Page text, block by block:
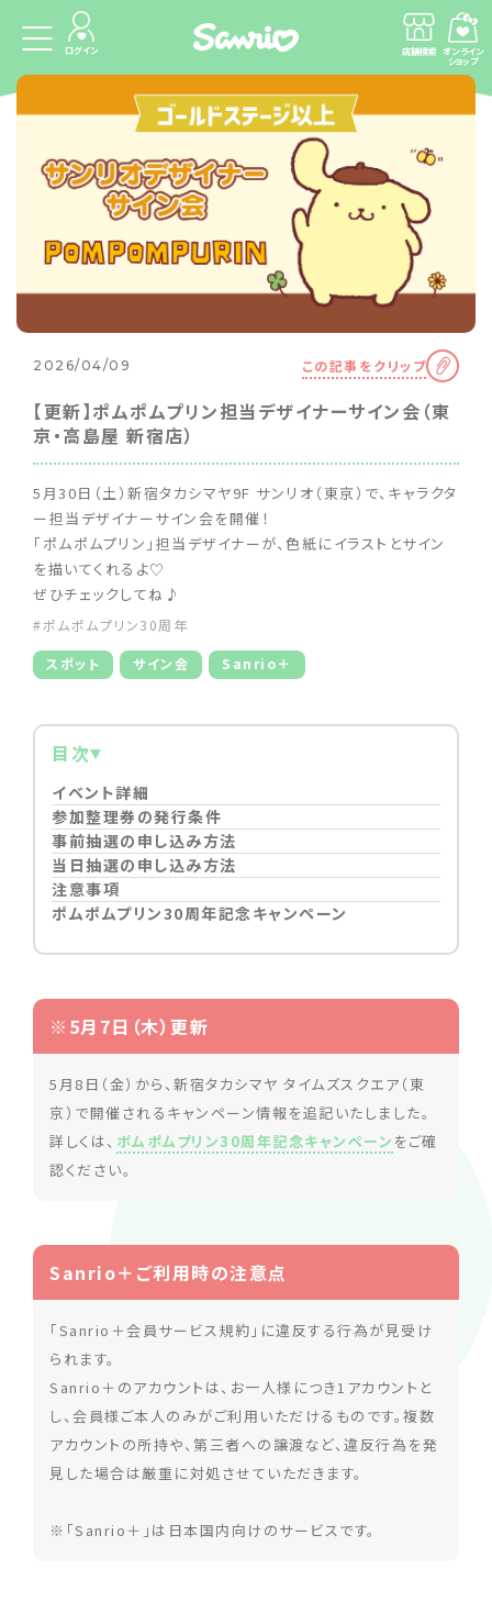
ログイン 店舗検索 オンライン
ショップ
2026/04/09 この記事をクリップ
【更新】ポムポムプリン担当デザイナーサイン会（東
京・高島屋 新宿店）
5月30日（土）新宿タカシマヤ9F サンリオ（東京）で、キャラクタ
ー担当デザイナーサイン会を開催！
「ポムポムプリン」担当デザイナーが、色紙にイラストとサイン
を描いてくれるよ♡
ぜひチェックしてね♪
#ポムポムプリン30周年
スポット サイン会 Sanrio＋
目次
イベント詳細
参加整理券の発行条件
事前抽選の申し込み方法
当日抽選の申し込み方法
注意事項
ポムポムプリン30周年記念キャンペーン
※5月7日（木）更新
5月8日（金）から、新宿タカシマヤ タイムズスクエア（東
京）で開催されるキャンペーン情報を追記いたしました。
詳しくは、 ポムポムプリン30周年記念キャンペーン をご確
認ください。
Sanrio＋ご利用時の注意点
「Sanrio＋会員サービス規約」に違反する行為が見受け
られます。
Sanrio＋のアカウントは、お一人様につき1アカウントと
し、会員様ご本人のみがご利用いただけるものです。複数
アカウントの所持や、第三者への譲渡など、違反行為を発
見した場合は厳重に対処させていただきます。
※「Sanrio＋」は日本国内向けのサービスです。